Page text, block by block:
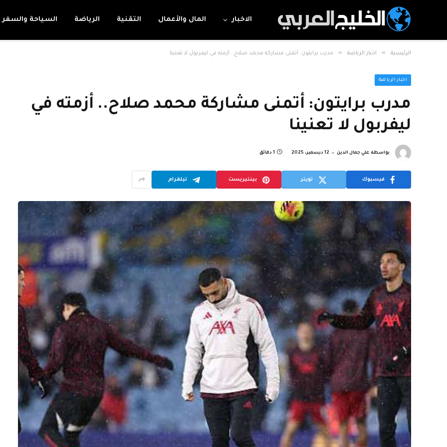
الاخبار المال والأعمال التقنية الرياضة السياحة والسفر
الرئيسية » اخبار الرياضة » مدرب برايتون: أتمنى مشاركة محمد صلاح.. أزمته في ليفربول لا تعنينا
اخبار الرياضة
مدرب برايتون: أتمنى مشاركة محمد صلاح.. أزمته في
ليفربول لا تعنينا
بواسطة علي جمال الدين 12 ديسمبر، 2025 1 دقائق
فيسبوك تويتر بينتيريست تيلقرام